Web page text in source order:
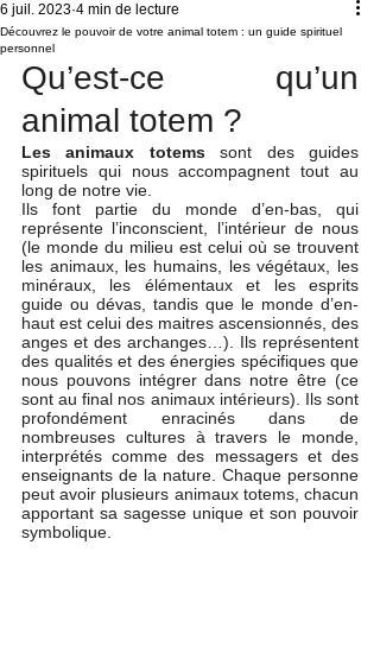
Découvrez le pouvoir de votre animal totem : un guide spirituel
personnel
6 juil. 2023 4 min de lecture
Qu’est-ce qu’un
animal totem ?
Les animaux totems sont des guides
spirituels qui nous accompagnent tout au
long de notre vie.
Ils font partie du monde d’en-bas, qui
représente l’inconscient, l’intérieur de nous
(le monde du milieu est celui où se trouvent
les animaux, les humains, les végétaux, les
minéraux, les élémentaux et les esprits
guide ou dévas, tandis que le monde d’en-
haut est celui des maitres ascensionnés, des
anges et des archanges…). Ils représentent
des qualités et des énergies spécifiques que
nous pouvons intégrer dans notre être (ce
sont au final nos animaux intérieurs). Ils sont
profondément enracinés dans de
nombreuses cultures à travers le monde,
interprétés comme des messagers et des
enseignants de la nature. Chaque personne
peut avoir plusieurs animaux totems, chacun
apportant sa sagesse unique et son pouvoir
symbolique.